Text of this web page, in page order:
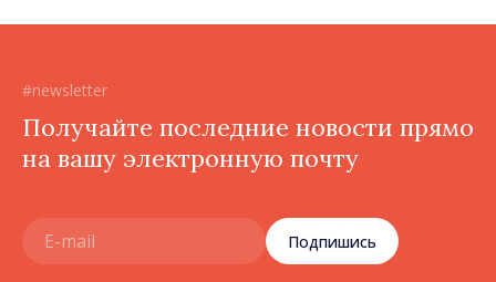
#newsletter
Получайте последние новости прямо
на вашу электронную почту
Подпишись